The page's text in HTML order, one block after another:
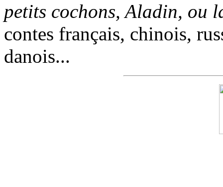
petits cochons, Aladin, ou
contes français, chinois,
danois...